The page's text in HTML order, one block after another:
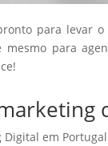
para levar
mesmo para
Digital em Portugal